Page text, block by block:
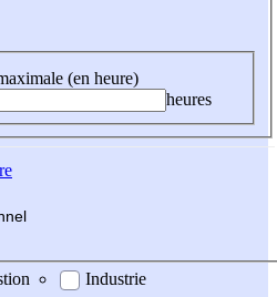
(en heure)
heures
Industrie